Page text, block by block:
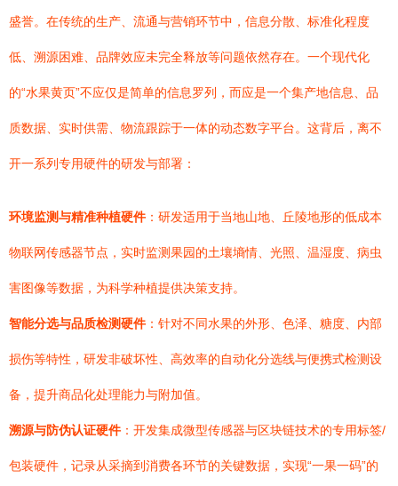
盛誉。在传统的生产、流通与营销环节中，信息分散、标准化程度
低、溯源困难、品牌效应未完全释放等问题依然存在。一个现代化
的“水果黄页”不应仅是简单的信息罗列，而应是一个集产地信息、品
质数据、实时供需、物流跟踪于一体的动态数字平台。这背后，离不
开一系列专用硬件的研发与部署：
环境监测与精准种植硬件：研发适用于当地山地、丘陵地形的低成本
物联网传感器节点，实时监测果园的土壤墒情、光照、温湿度、病虫
害图像等数据，为科学种植提供决策支持。
智能分选与品质检测硬件：针对不同水果的外形、色泽、糖度、内部
损伤等特性，研发非破坏性、高效率的自动化分选线与便携式检测设
备，提升商品化处理能力与附加值。
溯源与防伪认证硬件：开发集成微型传感器与区块链技术的专用标签/
包装硬件，记录从采摘到消费各环节的关键数据，实现“一果一码”的